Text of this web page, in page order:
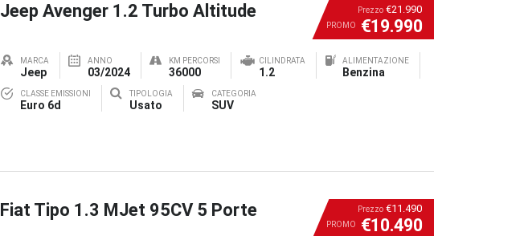
Prezzo €21.990
PROMO €19.990
Jeep Avenger 1.2 Turbo Altitude
MARCA
Jeep
ANNO
03/2024
KM PERCORSI
36000
CILINDRATA
1.2
ALIMENTAZIONE
Benzina
CLASSE EMISSIONI
Euro 6d
TIPOLOGIA
Usato
CATEGORIA
SUV
Prezzo €11.490
PROMO €10.490
Fiat Tipo 1.3 MJet 95CV 5 Porte